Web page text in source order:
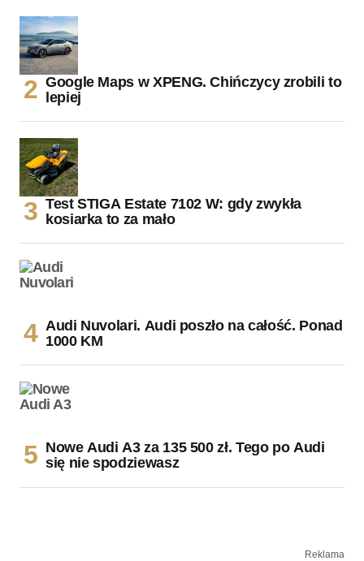
Google Maps w XPENG. Chińczycy zrobili to
lepiej
Test STIGA Estate 7102 W: gdy zwykła
kosiarka to za mało
Audi Nuvolari. Audi poszło na całość. Ponad
1000 KM
Nowe Audi A3 za 135 500 zł. Tego po Audi
się nie spodziewasz
Reklama